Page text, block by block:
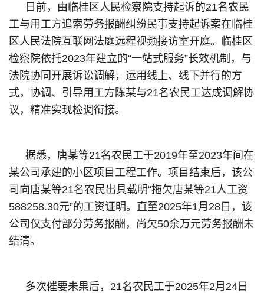
日前，由临桂区人民检察院支持起诉的21名农民
工与用工方追索劳务报酬纠纷民事支持起诉案在临桂
区人民法院互联网法庭远程视频接访室开庭。临桂区
检察院依托2023年建立的“一站式服务”长效机制，与
法院协同开展诉讼调解，运用线上、线下并行的方
式，协调、引导用工方陈某与21名农民工达成调解协
议，精准实现检调衔接。
据悉，唐某等21名农民工于2019年至2023年间在
某公司承建的小区项目工程工作。项目结束后，该公
司向唐某等21名农民出具载明“拖欠唐某等21人工资
588258.30元”的工资证明。直至2025年1月28日，该
公司仅支付部分劳务报酬，尚欠50余万元劳务报酬未
结清。
多次催要未果后，21名农民工于2025年2月24日